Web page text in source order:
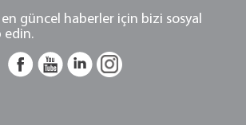
güncel haberler için bizi sosyal
edin.